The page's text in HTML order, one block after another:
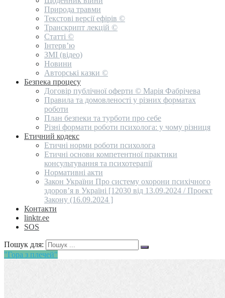
Природа травми
Текстові версії ефірів ©
Транскрипт лекцій ©
Статті ©
Інтерв’ю
ЗМІ (відео)
Новини
Авторські казки ©
Безпека процесу
Договір публічної оферти © Марія Фабрічева
Правила та домовленості у різних форматах
роботи
План безпеки та турботи про себе
Різні формати роботи психолога: у чому різниця
Етичний кодекс
Етичні норми роботи психолога
Етичні основи компетентної практики
консультування та психотерапії
Нормативні акти
Закон України Про систему охорони психічного
здоров’я в Україні [12030 від 13.09.2024 / Проект
Закону (16.09.2024 ]
Контакти
linktr.ee
SOS
Пошук для:
"Гора з плечей"